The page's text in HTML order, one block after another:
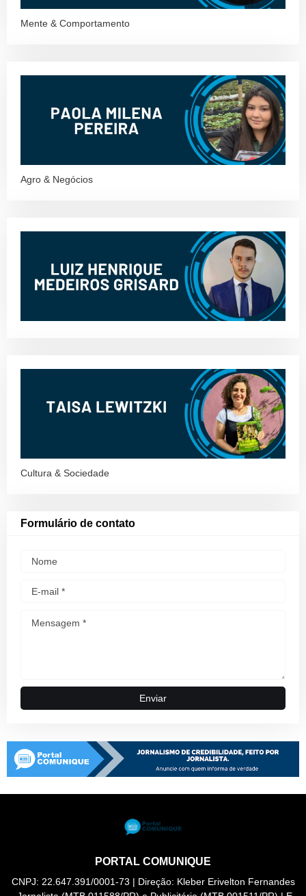
Mente & Comportamento
Agro & Negócios
Cultura & Sociedade
Formulário de contato
PORTAL COMUNIQUE
CNPJ: 22.647.391/0001-73 | Direção: Kleber Erivelton Fernandes